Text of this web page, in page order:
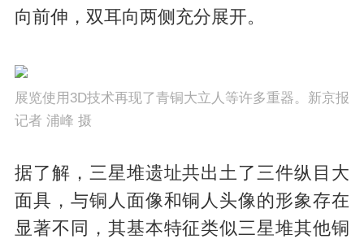
向前伸，双耳向两侧充分展开。
展览使用3D技术再现了青铜大立人等许多重器。新京报
记者 浦峰 摄
据了解，三星堆遗址共出土了三件纵目大
面具，与铜人面像和铜人头像的形象存在
显著不同，其基本特征类似三星堆其他铜